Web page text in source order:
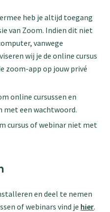
heb je altijd toegang
van Zoom. Indien dit niet
vanwege
wij je de online cursus
zoom-app op jouw privé
online cursussen en
met een wachtwoord.
cursus of webinar niet met
en deel te nemen
of webinars vind je hier.